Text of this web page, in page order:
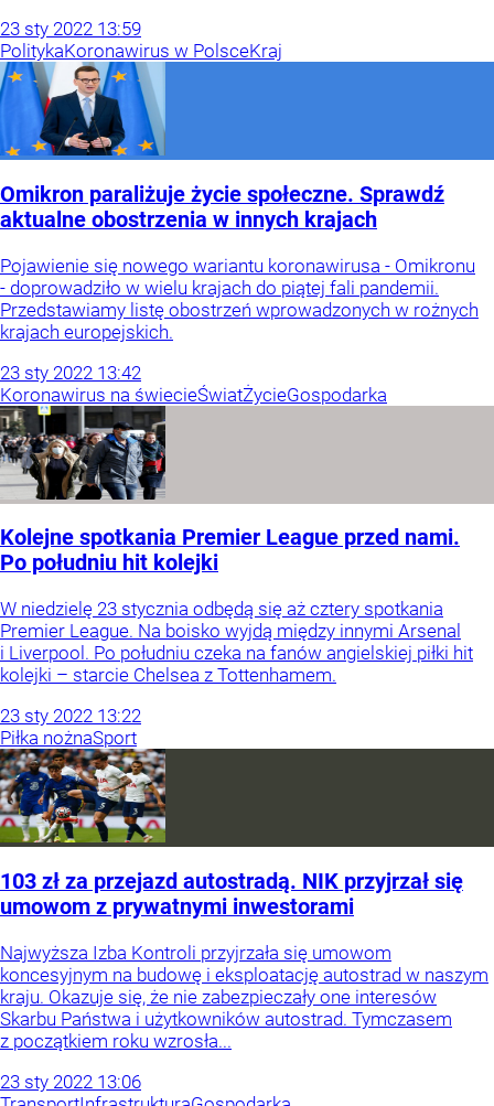
23 sty 2022 13:59
PolitykaKoronawirus w PolsceKraj
Omikron paraliżuje życie społeczne. Sprawdź
aktualne obostrzenia w innych krajach
Pojawienie się nowego wariantu koronawirusa - Omikronu
- doprowadziło w wielu krajach do piątej fali pandemii.
Przedstawiamy listę obostrzeń wprowadzonych w rożnych
krajach europejskich.
23 sty 2022 13:42
Koronawirus na świecieŚwiatŻycieGospodarka
Kolejne spotkania Premier League przed nami.
Po południu hit kolejki
W niedzielę 23 stycznia odbędą się aż cztery spotkania
Premier League. Na boisko wyjdą między innymi Arsenal
i Liverpool. Po południu czeka na fanów angielskiej piłki hit
kolejki – starcie Chelsea z Tottenhamem.
23 sty 2022 13:22
Piłka nożnaSport
103 zł za przejazd autostradą. NIK przyjrzał się
umowom z prywatnymi inwestorami
Najwyższa Izba Kontroli przyjrzała się umowom
koncesyjnym na budowę i eksploatację autostrad w naszym
kraju. Okazuje się, że nie zabezpieczały one interesów
Skarbu Państwa i użytkowników autostrad. Tymczasem
z początkiem roku wzrosła...
23 sty 2022 13:06